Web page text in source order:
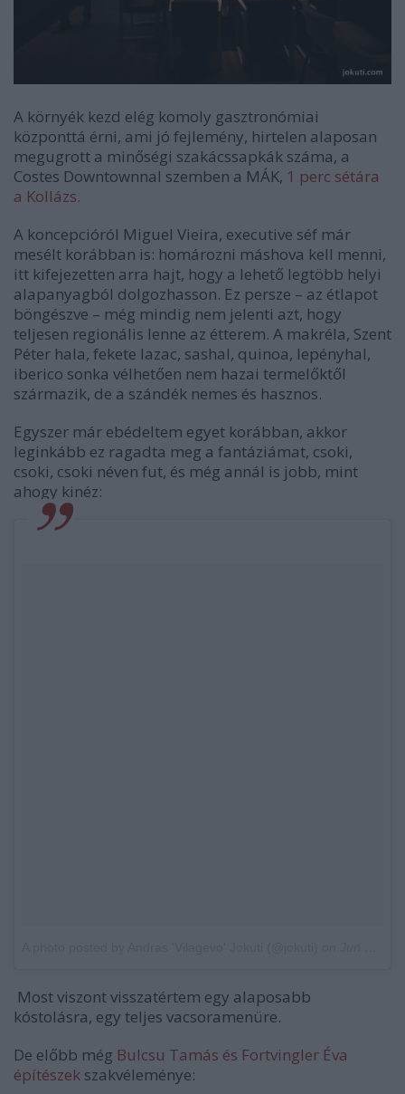
A környék kezd elég komoly gasztronómiai
központtá érni, ami jó fejlemény, hirtelen alaposan
megugrott a minőségi szakácssapkák száma, a
Costes Downtownnal szemben a MÁK, 1 perc sétára
a Kollázs.
A koncepcióról Miguel Vieira, executive séf már
mesélt korábban is: homározni máshova kell menni,
itt kifejezetten arra hajt, hogy a lehető legtöbb helyi
alapanyagból dolgozhasson. Ez persze – az étlapot
böngészve – még mindig nem jelenti azt, hogy
teljesen regionális lenne az étterem. A makréla, Szent
Péter hala, fekete lazac, sashal, quinoa, lepényhal,
iberico sonka vélhetően nem hazai termelőktől
származik, de a szándék nemes és hasznos.
Egyszer már ebédeltem egyet korábban, akkor
leginkább ez ragadta meg a fantáziámat, csoki,
csoki, csoki néven fut, és még annál is jobb, mint
ahogy kinéz:
Most viszont visszatértem egy alaposabb
kóstolásra, egy teljes vacsoramenüre.
De előbb még Bulcsu Tamás és Fortvingler Éva
építészek szakvéleménye: